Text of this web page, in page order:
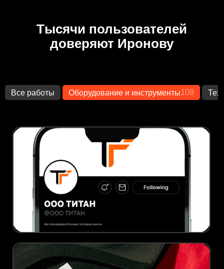
Тысячи пользователей
доверяют Иронову
Все работы Оборудование и инструменты109